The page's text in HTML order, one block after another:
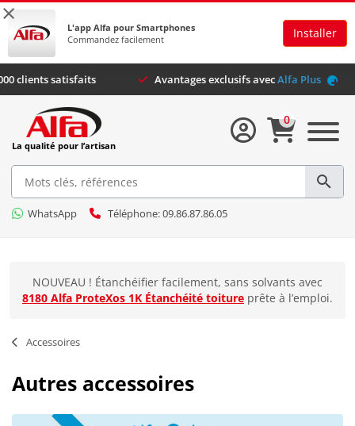
×
L'app Alfa pour Smartphones
Commandez facilement
Installer
Plus de 44.000 clients satisfaits Avantages exclusifs avec
La qualité pour l’artisan
WhatsApp Téléphone: 09.86.87.86.05
0
NOUVEAU ! Étanchéifier facilement, sans solvants avec
8180 Alfa ProteXos 1K Étanchéité toiture prête à l’emploi.
Accessoires
Autres accessoires